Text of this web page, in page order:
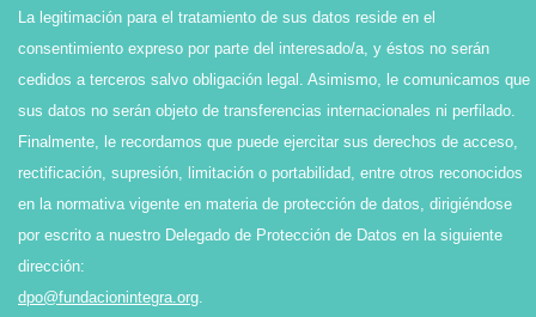
La legitimación para el tratamiento de sus datos reside en el
consentimiento expreso por parte del interesado/a, y éstos no serán
cedidos a terceros salvo obligación legal. Asimismo, le comunicamos que
sus datos no serán objeto de transferencias internacionales ni perfilado.
Finalmente, le recordamos que puede ejercitar sus derechos de acceso,
rectificación, supresión, limitación o portabilidad, entre otros reconocidos
en la normativa vigente en materia de protección de datos, dirigiéndose
por escrito a nuestro Delegado de Protección de Datos en la siguiente
dirección:
dpo@fundacionintegra.org